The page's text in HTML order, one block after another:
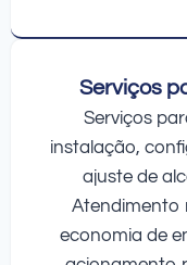
Serviços
Serviços
instalação,
ajuste de
Atendimento
economia de